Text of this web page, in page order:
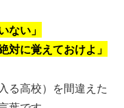
ない」
対に覚えておけよ」
る高校）を間違えた